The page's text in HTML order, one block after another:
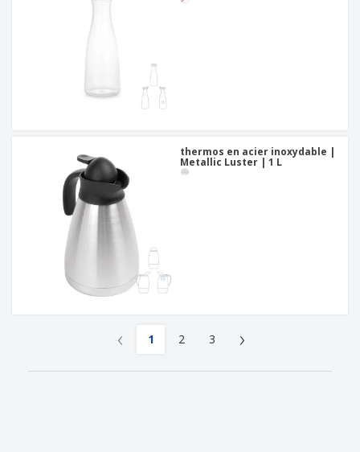
thermos en acier inoxydable |
Metallic Luster | 1 L
‹ 1 2 3 ›